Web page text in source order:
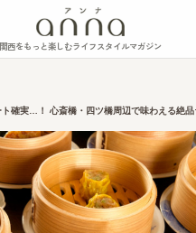
関西をもっと楽しむライフスタイルマガジン
ト確実…！ 心斎橋・四ツ橋周辺で味わえる絶